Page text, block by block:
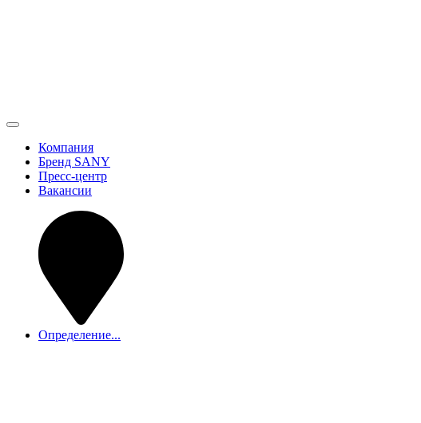
Компания
Бренд SANY
Пресс-центр
Вакансии
Определение...